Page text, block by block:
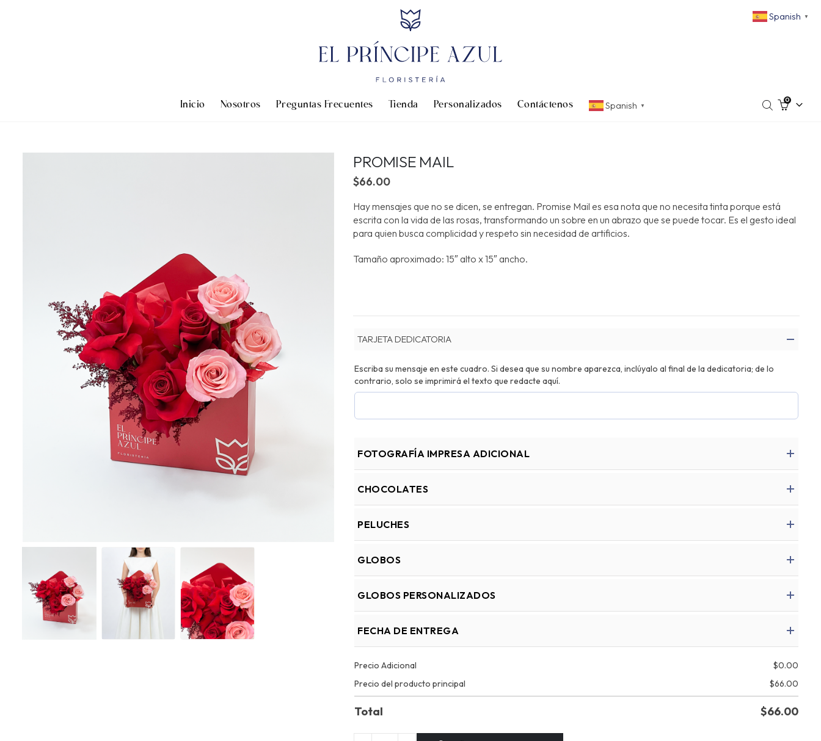
Inicio Nosotros Preguntas Frecuentes Tienda Personalizados Contáctenos Spanish ▼
0
PROMISE MAIL
$66.00
Hay mensajes que no se dicen, se entregan. Promise Mail es esa nota que no necesita tinta porque está
escrita con la vida de las rosas, transformando un sobre en un abrazo que se puede tocar. Es el gesto ideal
para quien busca complicidad y respeto sin necesidad de artificios.
Tamaño aproximado: 15″ alto x 15″ ancho.
TARJETA DEDICATORIA
Escriba su mensaje en este cuadro. Si desea que su nombre aparezca, inclúyalo al final de la dedicatoria; de lo
contrario, solo se imprimirá el texto que redacte aquí.
FOTOGRAFÍA IMPRESA ADICIONAL
CHOCOLATES
PELUCHES
GLOBOS
GLOBOS PERSONALIZADOS
FECHA DE ENTREGA
Precio Adicional $0.00
Precio del producto principal
$66.00
Total $66.00
Spanish ▼